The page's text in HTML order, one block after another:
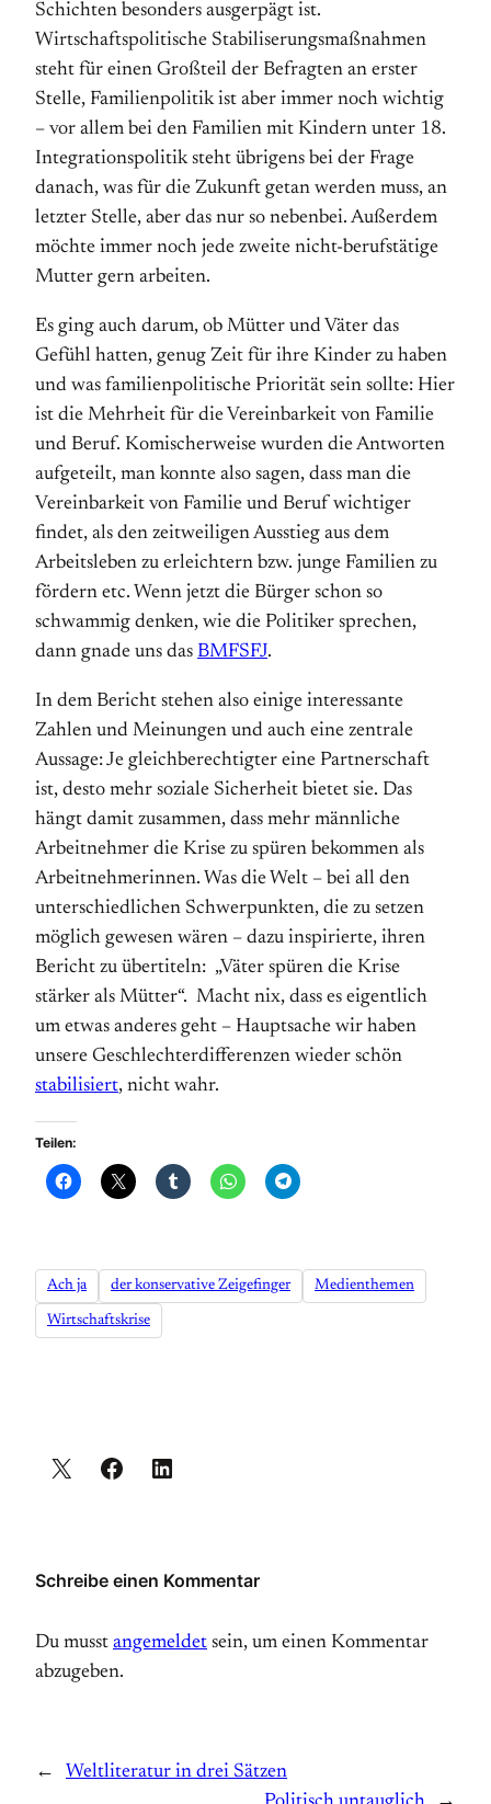
Schichten besonders ausgerpägt ist.
Wirtschaftspolitische Stabiliserungsmaßnahmen
steht für einen Großteil der Befragten an erster
Stelle, Familienpolitik ist aber immer noch wichtig
– vor allem bei den Familien mit Kindern unter 18.
Integrationspolitik steht übrigens bei der Frage
danach, was für die Zukunft getan werden muss, an
letzter Stelle, aber das nur so nebenbei. Außerdem
möchte immer noch jede zweite nicht-berufstätige
Mutter gern arbeiten.
Es ging auch darum, ob Mütter und Väter das
Gefühl hatten, genug Zeit für ihre Kinder zu haben
und was familienpolitische Priorität sein sollte: Hier
ist die Mehrheit für die Vereinbarkeit von Familie
und Beruf. Komischerweise wurden die Antworten
aufgeteilt, man konnte also sagen, dass man die
Vereinbarkeit von Familie und Beruf wichtiger
findet, als den zeitweiligen Ausstieg aus dem
Arbeitsleben zu erleichtern bzw. junge Familien zu
fördern etc. Wenn jetzt die Bürger schon so
schwammig denken, wie die Politiker sprechen,
dann gnade uns das BMFSFJ.
In dem Bericht stehen also einige interessante
Zahlen und Meinungen und auch eine zentrale
Aussage: Je gleichberechtigter eine Partnerschaft
ist, desto mehr soziale Sicherheit bietet sie. Das
hängt damit zusammen, dass mehr männliche
Arbeitnehmer die Krise zu spüren bekommen als
Arbeitnehmerinnen. Was die Welt – bei all den
unterschiedlichen Schwerpunkten, die zu setzen
möglich gewesen wären – dazu inspirierte, ihren
Bericht zu übertiteln: „Väter spüren die Krise
stärker als Mütter“. Macht nix, dass es eigentlich
um etwas anderes geht – Hauptsache wir haben
unsere Geschlechterdifferenzen wieder schön
stabilisiert, nicht wahr.
Teilen:
Ach ja der konservative Zeigefinger Medienthemen
Wirtschaftskrise
Schreibe einen Kommentar
Du musst angemeldet sein, um einen Kommentar
abzugeben.
←
Weltliteratur in drei Sätzen